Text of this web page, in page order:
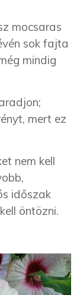
mocsaras
sok fajta
mindig
mert ez
nem kell
időszak
öntözni.